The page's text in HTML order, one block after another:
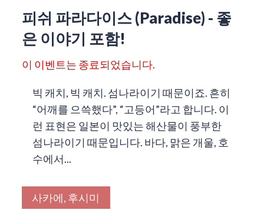
피쉬 파라다이스 (Paradise) - 좋
은 이야기 포함!
이 이벤트는 종료되었습니다.
빅 캐치, 빅 캐치. 섬나라이기 때문이죠. 흔히
“어깨를 으쓱했다”, “고등어”라고 합니다. 이
런 표현은 일본이 맛있는 해산물이 풍부한
섬나라이기 때문입니다. 바다, 맑은 개울, 호
수에서...
사카에, 후시미